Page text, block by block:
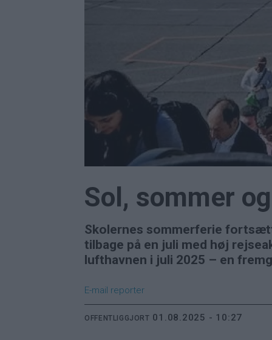
Sol, sommer
Skolernes sommerferie
tilbage på en juli med høj
lufthavnen i juli 2025 – en
E-mail reporter
OFFENTLIGGJORT 01.08.2025 - 10:27